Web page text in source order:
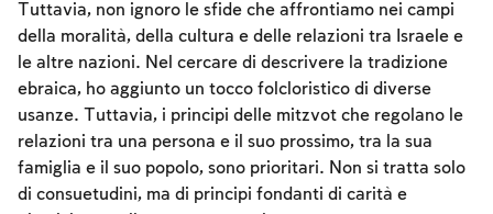
Tuttavia, non ignoro le sfide che affrontiamo nei campi
della moralità, della cultura e delle relazioni tra Israele e
le altre nazioni. Nel cercare di descrivere la tradizione
ebraica, ho aggiunto un tocco folcloristico di diverse
usanze. Tuttavia, i principi delle mitzvot che regolano le
relazioni tra una persona e il suo prossimo, tra la sua
famiglia e il suo popolo, sono prioritari. Non si tratta solo
di consuetudini, ma di principi fondanti di carità e